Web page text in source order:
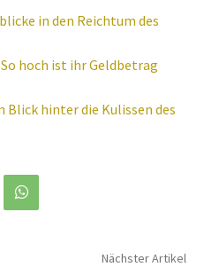
in den Reichtum des
hoch ist ihr Geldbetrag
Blick hinter die Kulissen des
Nächster Artikel